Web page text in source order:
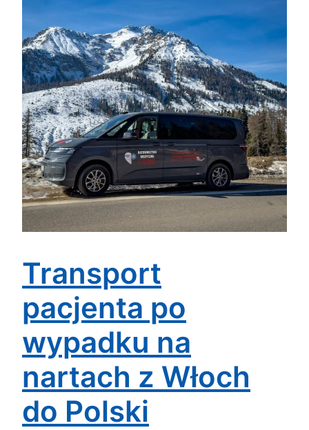
Transport
pacjenta po
wypadku na
nartach z Włoch
do Polski